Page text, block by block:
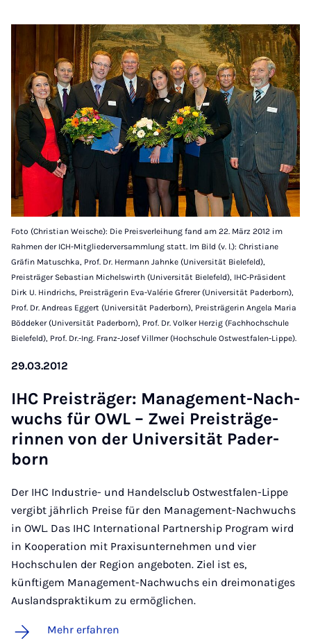
Foto (Christian Weische): Die Preisverleihung fand am 22. März 2012 im
Rahmen der ICH-Mitgliederversammlung statt. Im Bild (v. l.): Christiane
Gräfin Matuschka, Prof. Dr. Hermann Jahnke (Universität Bielefeld),
Preisträger Sebastian Michelswirth (Universität Bielefeld), IHC-Präsident
Dirk U. Hindrichs, Preisträgerin Eva-Valérie Gfrerer (Universität Paderborn),
Prof. Dr. Andreas Eggert (Universität Paderborn), Preisträgerin Angela Maria
Böddeker (Universität Paderborn), Prof. Dr. Volker Herzig (Fachhochschule
Bielefeld), Prof. Dr.-Ing. Franz-Josef Villmer (Hochschule Ostwestfalen-Lippe).
29.03.2012
IHC Preis­trä­ger: Ma­nage­ment-Nach­
wuchs für OWL – Zwei Preis­trä­ge­
rin­nen von der Uni­ver­si­tät Pa­der­
born
Der IHC Industrie- und Handelsclub Ostwestfalen-Lippe
vergibt jährlich Preise für den Management-Nachwuchs
in OWL. Das IHC International Partnership Program wird
in Kooperation mit Praxisunternehmen und vier
Hochschulen der Region angeboten. Ziel ist es,
künftigem Management-Nachwuchs ein dreimonatiges
Auslandspraktikum zu ermöglichen.
Mehr erfahren